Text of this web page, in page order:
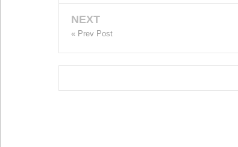
NEXT
« Prev Post